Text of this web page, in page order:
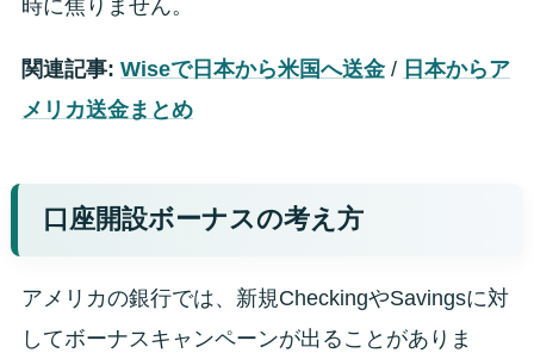
時に焦りません。
関連記事: Wiseで日本から米国へ送金/ 日本からア
メリカ送金まとめ
口座開設ボーナスの考え方
アメリカの銀行では、新規CheckingやSavingsに対
してボーナスキャンペーンが出ることがありま